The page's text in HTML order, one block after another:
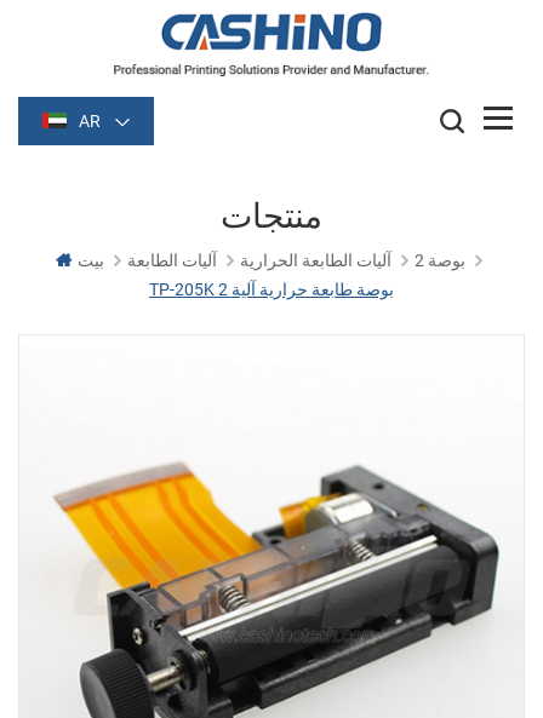
AR
منتجات
بيت آليات الطابعة آليات الطابعة الحرارية
2 بوصة
TP-205K 2 بوصة طابعة حرارية آلية